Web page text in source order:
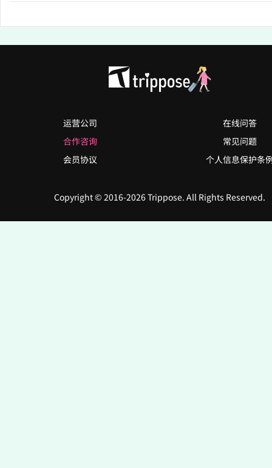
运营公司
合作咨询
会员协议
在线问答
常见问题
个人信息保护条
Copyright © 2016-2026 Trippose. All Rights Reserved.